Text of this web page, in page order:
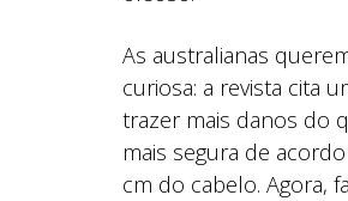
As australianas
curiosa: a revista cita
trazer mais danos do
mais segura de
cm do cabelo. Agora,